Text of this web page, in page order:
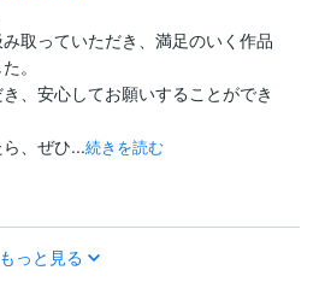
取っていただき、満足のいく作品
。
、安心してお願いすることができ
、ぜひ...続きを読む
もっと見る